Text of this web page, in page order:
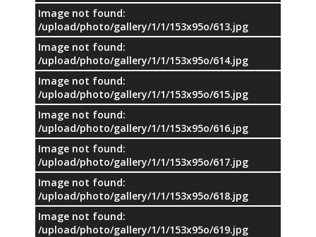
Image not found:
/upload/photo/gallery/1/1/153x95o/613.jpg
Image not found:
/upload/photo/gallery/1/1/153x95o/614.jpg
Image not found:
/upload/photo/gallery/1/1/153x95o/615.jpg
Image not found:
/upload/photo/gallery/1/1/153x95o/616.jpg
Image not found:
/upload/photo/gallery/1/1/153x95o/617.jpg
Image not found:
/upload/photo/gallery/1/1/153x95o/618.jpg
Image not found:
/upload/photo/gallery/1/1/153x95o/619.jpg